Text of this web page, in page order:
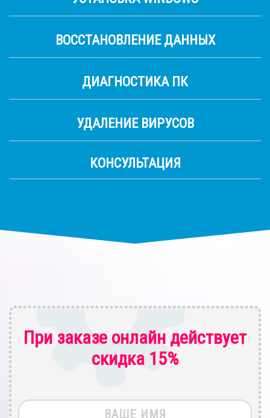
ВОССТАНОВЛЕНИЕ ДАННЫХ
ДИАГНОСТИКА ПК
УДАЛЕНИЕ ВИРУСОВ
КОНСУЛЬТАЦИЯ
При заказе онлайн действует
скидка 15%